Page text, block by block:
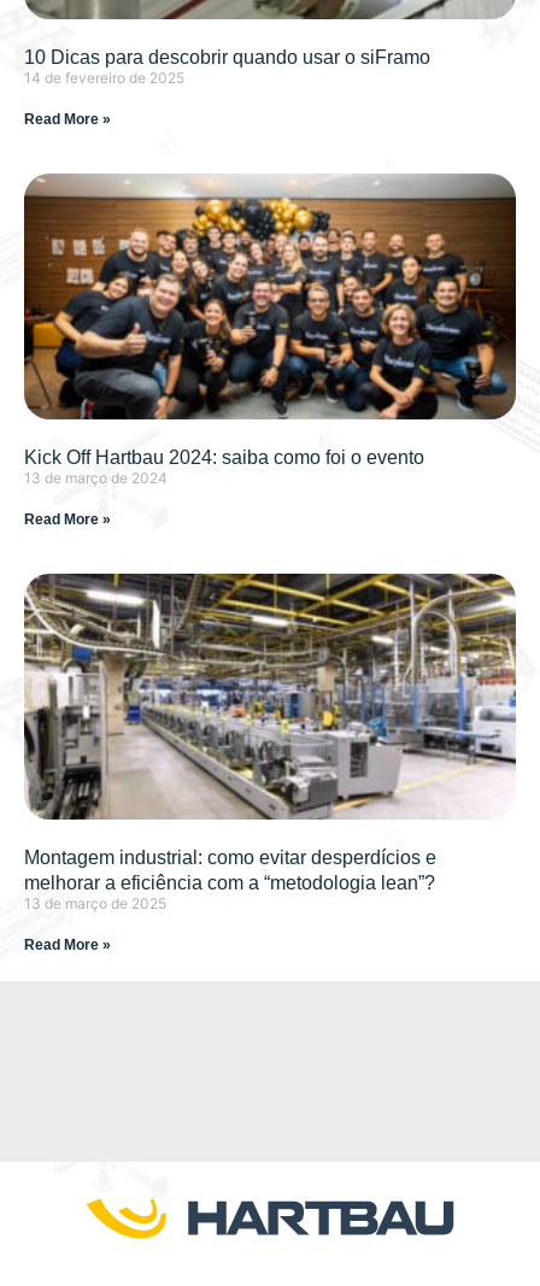
10 Dicas para descobrir quando usar o siFramo
14 de fevereiro de 2025
Read More »
Kick Off Hartbau 2024: saiba como foi o evento
13 de março de 2024
Read More »
Montagem industrial: como evitar desperdícios e
melhorar a eficiência com a “metodologia lean”?
13 de março de 2025
Read More »